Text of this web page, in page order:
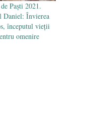
Paști 2021.
Daniel: Învierea
începutul vieţii
omenire